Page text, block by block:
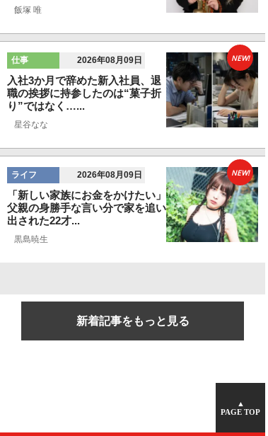
飯塚 唯
仕事 2026年08月09日
入社3か月で辞めた新入社員、退
職の挨拶に持参したのは“菓子折
り”ではなく…...
星谷なな
NEW!
ライフ 2026年08月09日
「新しい家族にお金をかけたい」
父親の身勝手な言い分で家を追い
出された22才...
黒島暁生
NEW!
新着記事をもっと見る
▲
PAGE TOP